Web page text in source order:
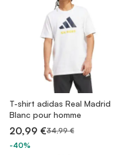
T-shirt adidas Real Madrid
Blanc pour homme
20,99 €34,99 €
-40%